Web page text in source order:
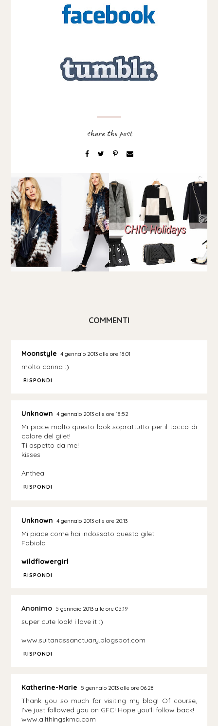
COMMENTI
Moonstyle 4 gennaio 2013 alle ore 18:01
molto carina :)
RISPONDI
Unknown 4 gennaio 2013 alle ore 18:52
Mi piace molto questo look soprattutto per il tocco di
colore del gilet!
Ti aspetto da me!
kisses
Anthea
RISPONDI
Unknown 4 gennaio 2013 alle ore 20:13
Mi piace come hai indossato questo gilet!
Fabiola
wildflowergirl
RISPONDI
Anonimo 5 gennaio 2013 alle ore 05:19
super cute look! i love it :)
www.sultanassanctuary.blogspot.com
RISPONDI
Katherine-Marie 5 gennaio 2013 alle ore 06:28
Thank you so much for visiting my blog! Of course,
I've just followed you on GFC! Hope you'll follow back!
www.allthingskma.com